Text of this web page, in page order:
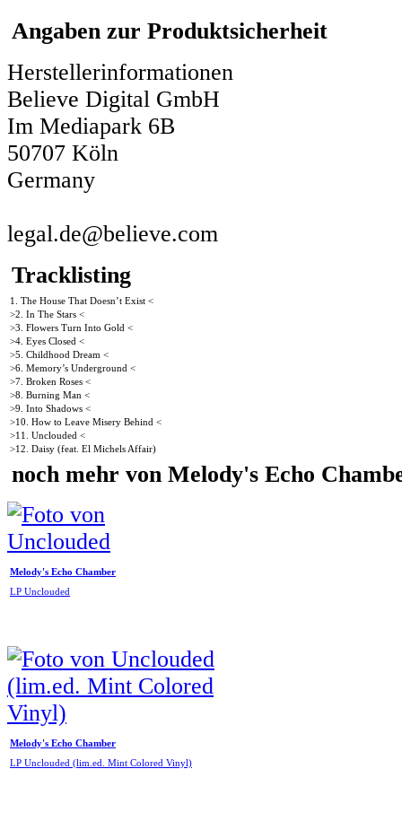
Angaben zur Produktsicherheit
Herstellerinformationen
Believe Digital GmbH
Im Mediapark 6B
50707 Köln
Germany
legal.de@believe.com
Tracklisting
1. The House That Doesn’t Exist <
>2. In The Stars <
>3. Flowers Turn Into Gold <
>4. Eyes Closed <
>5. Childhood Dream <
>6. Memory’s Underground <
>7. Broken Roses <
>8. Burning Man <
>9. Into Shadows <
>10. How to Leave Misery Behind <
>11. Unclouded <
>12. Daisy (feat. El Michels Affair)
noch mehr von Melody's Echo
Melody's Echo Chamber
LP Unclouded
Melody's Echo Chamber
LP Unclouded (lim.ed. Mint Colored Vinyl)